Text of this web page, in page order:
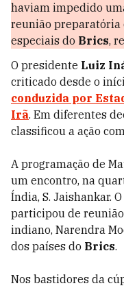
haviam impedido
reunião preparatória
especiais do Brics,
O presidente Luiz
criticado desde o
conduzida por
Irã. Em diferentes
classificou a ação
A programação de
um encontro, na
Índia, S. Jaishankar.
participou de
indiano, Narendra
dos países do Brics.
Nos bastidores da